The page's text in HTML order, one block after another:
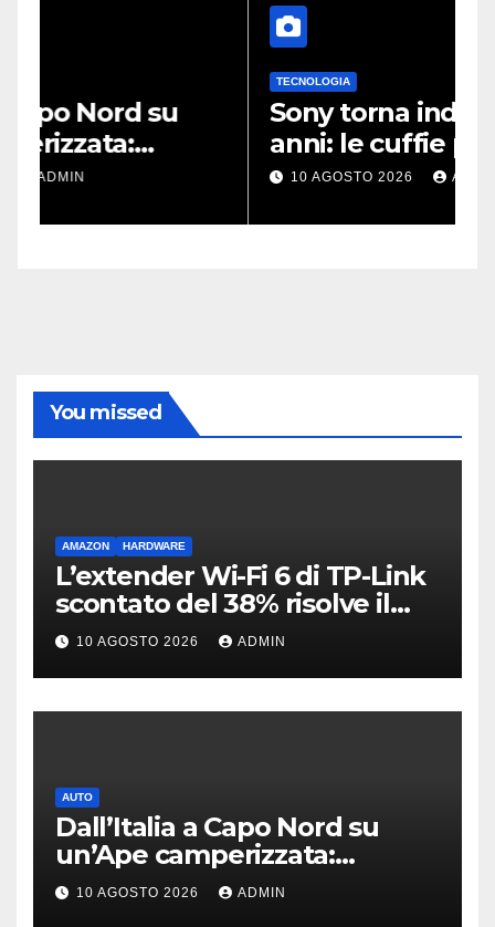
Sony torna indietro di sei
anni: le cuffie più amate
potrebbero rinascere
10 AGOSTO 2026 ADMIN
You missed
AMAZON HARDWARE
L’extender Wi-Fi 6 di TP-Link
scontato del 38% risolve il
problema delle zone morte
10 AGOSTO 2026 ADMIN
AUTO
Dall’Italia a Capo Nord su
un’Ape camperizzata:
l’incredibile impresa di
Francesco
10 AGOSTO 2026 ADMIN